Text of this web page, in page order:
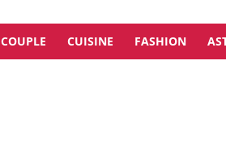
CUISINE FASHION